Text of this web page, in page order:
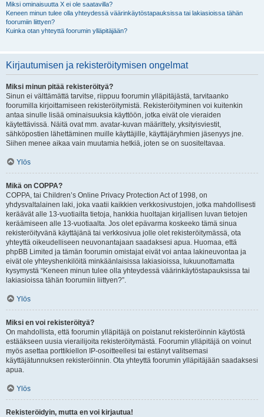
Miksi ominaisuutta X ei ole saatavilla?
Keneen minun tulee olla yhteydessä väärinkäytöstapauksissa tai lakiasioissa tähän
foorumiin liittyen?
Kuinka otan yhteyttä foorumin ylläpitäjään?
Kirjautumisen ja rekisteröitymisen ongelmat
Miksi minun pitää rekisteröityä?
Sinun ei välttämättä tarvitse, riippuu foorumin ylläpitäjästä, tarvitaanko
foorumilla kirjoittamiseen rekisteröitymistä. Rekisteröityminen voi kuitenkin
antaa sinulle lisää ominaisuuksia käyttöön, jotka eivät ole vieraiden
käytettävissä. Näitä ovat mm. avatar-kuvan määrittely, yksityisviestit,
sähköpostien lähettäminen muille käyttäjille, käyttäjäryhmien jäsenyys jne.
Siihen menee aikaa vain muutamia hetkiä, joten se on suositeltavaa.
Ylös
Mikä on COPPA?
COPPA, tai Children’s Online Privacy Protection Act of 1998, on
yhdysvaltalainen laki, joka vaatii kaikkien verkkosivustojen, jotka mahdollisesti
keräävät alle 13-vuotiailta tietoja, hankkia huoltajan kirjallisen luvan tietojen
keräämiseen alle 13-vuotiaalta. Jos olet epävarma koskeeko tämä sinua
rekisteröityvänä käyttäjänä tai verkkosivua jolle olet rekisteröitymässä, ota
yhteyttä oikeudelliseen neuvonantajaan saadaksesi apua. Huomaa, että
phpBB Limited ja tämän foorumin omistajat eivät voi antaa lakineuvontaa ja
eivät ole yhteyshenkilöitä minkäänlaisissa lakiasioissa, lukuunottamatta
kysymystä “Keneen minun tulee olla yhteydessä väärinkäytöstapauksissa tai
lakiasioissa tähän foorumiin liittyen?”.
Ylös
Miksi en voi rekisteröityä?
On mahdollista, että foorumin ylläpitäjä on poistanut rekisteröinnin käytöstä
estääkseen uusia vierailijoita rekisteröitymästä. Foorumin ylläpitäjä on voinut
myös asettaa porttikiellon IP-osoitteellesi tai estänyt valitsemasi
käyttäjätunnuksen rekisteröinnin. Ota yhteyttä foorumin ylläpitäjään saadaksesi
apua.
Ylös
Rekisteröidyin, mutta en voi kirjautua!